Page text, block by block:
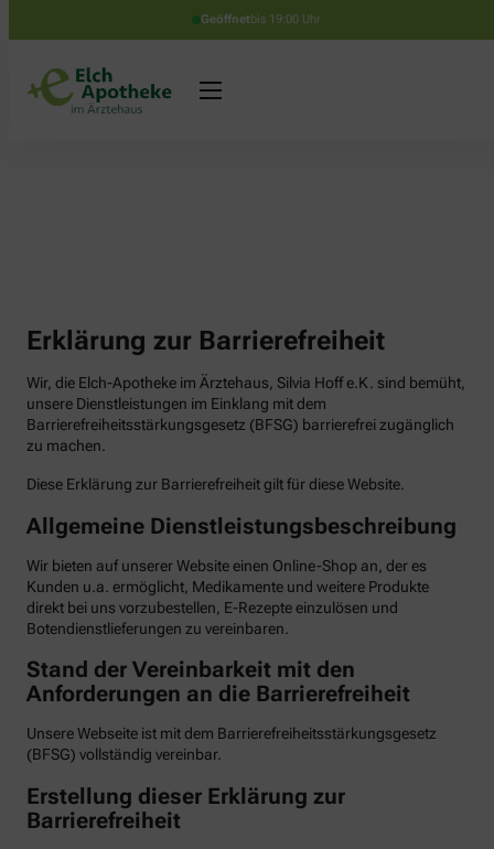
Geöffnetbis 19:00 Uhr
Erklärung zur Barrierefreiheit
Wir, die Elch-Apotheke im Ärztehaus, Silvia Hoff e.K. sind bemüht,
unsere Dienstleistungen im Einklang mit dem
Barrierefreiheitsstärkungsgesetz (BFSG) barrierefrei zugänglich
zu machen.
Diese Erklärung zur Barrierefreiheit gilt für diese Website.
Allgemeine Dienstleistungsbeschreibung
Wir bieten auf unserer Website einen Online-Shop an, der es
Kunden u.a. ermöglicht, Medikamente und weitere Produkte
direkt bei uns vorzubestellen, E-Rezepte einzulösen und
Botendienstlieferungen zu vereinbaren.
Stand der Vereinbarkeit mit den
Anforderungen an die Barrierefreiheit
Unsere Webseite ist mit dem Barrierefreiheitsstärkungsgesetz
(BFSG) vollständig vereinbar.
Erstellung dieser Erklärung zur
Barrierefreiheit